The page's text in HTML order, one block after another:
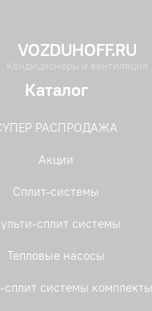
VOZDUHOFF.RU
Кондиционеры и вентиляция
Каталог
РАСПРОДАЖА
Акции
Сплит-системы
сплит системы
Тепловые насосы
сплит системы комплекты